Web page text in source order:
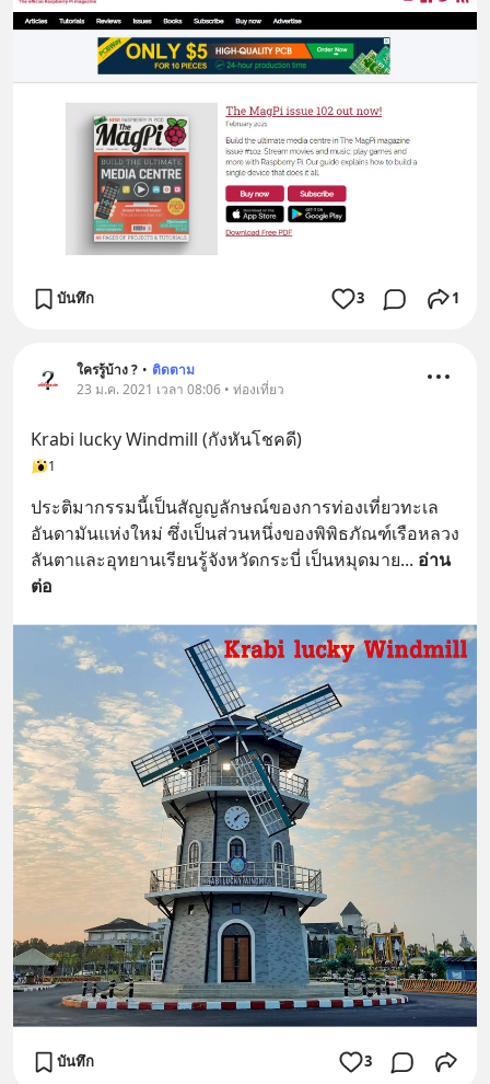
บันทึก 3 1
ใครรู้บ้าง ? • ติดตาม
23 ม.ค. 2021 เวลา 08:06 • ท่องเที่ยว
Krabi lucky Windmill (กังหันโชคดี)
1
ประติมากรรมนี้เป็นสัญญลักษณ์ของการท่องเที่ยวทะเล
อันดามันแห่งใหม่ ซึ่งเป็นส่วนหนึ่งของพิพิธภัณฑ์เรือหลวง
ลันตาและอุทยานเรียนรู้จังหวัดกระบี่ เป็นหมุดมาย... อ่าน
ต่อ
บันทึก 3